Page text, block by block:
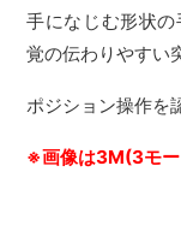
手になじむ形状
覚の伝わりやすい
ポジション操作を
※画像は3M(3モー